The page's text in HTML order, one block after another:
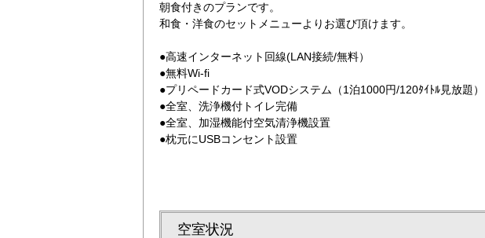
朝食付きのプランです。
和食・洋食のセットメニューよりお選び頂けます。
●高速インターネット回線(LAN接続/無料）
●無料Wi-fi
●プリペードカード式VODシステム（1泊1000円/120ﾀｲﾄﾙ見放題）
●全室、洗浄機付トイレ完備
●全室、加湿機能付空気清浄機設置
●枕元にUSBコンセント設置
レディースプラン イメージ
空室状況